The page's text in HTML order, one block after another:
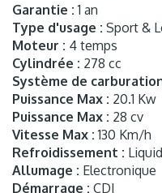
Garantie : 1 an
Type d'usage : Sport &
Moteur : 4 temps
Cylindrée : 278 cc
Système de
Puissance Max : 20.1 Kw
Puissance Max : 28 cv
Vitesse Max : 130 Km/h
Refroidissement :
Allumage : Electronique
Démarrage : CDI